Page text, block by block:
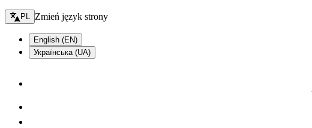
Zmień język - bieżący:
PL Zmień język strony
English (EN)
Українська (UA)